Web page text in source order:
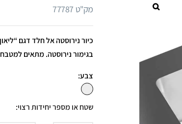
מק"ט 77787
בגימור נירוסטה. מתאים למטבח
צבע:
שטח או מספר יחידות רצוי: